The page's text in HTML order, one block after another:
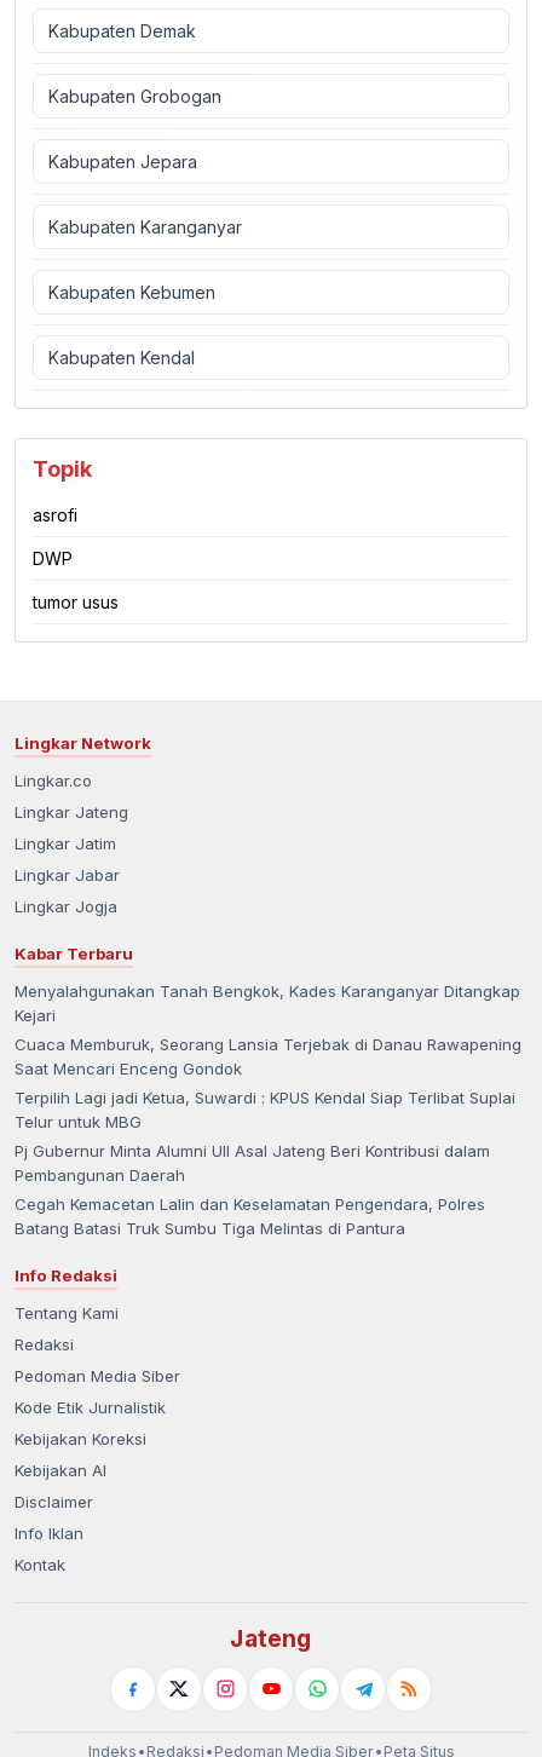
Kabupaten Demak
Kabupaten Grobogan
Kabupaten Jepara
Kabupaten Karanganyar
Kabupaten Kebumen
Kabupaten Kendal
Topik
asrofi
DWP
tumor usus
Lingkar Network
Lingkar.co
Lingkar Jateng
Lingkar Jatim
Lingkar Jabar
Lingkar Jogja
Kabar Terbaru
Menyalahgunakan Tanah Bengkok, Kades Karanganyar Ditangkap
Kejari
Cuaca Memburuk, Seorang Lansia Terjebak di Danau Rawapening
Saat Mencari Enceng Gondok
Terpilih Lagi jadi Ketua, Suwardi : KPUS Kendal Siap Terlibat Suplai
Telur untuk MBG
Pj Gubernur Minta Alumni UII Asal Jateng Beri Kontribusi dalam
Pembangunan Daerah
Cegah Kemacetan Lalin dan Keselamatan Pengendara, Polres
Batang Batasi Truk Sumbu Tiga Melintas di Pantura
Info Redaksi
Tentang Kami
Redaksi
Pedoman Media Siber
Kode Etik Jurnalistik
Kebijakan Koreksi
Kebijakan AI
Disclaimer
Info Iklan
Kontak
Jateng
Indeks • Redaksi • Pedoman Media Siber• Peta Situs